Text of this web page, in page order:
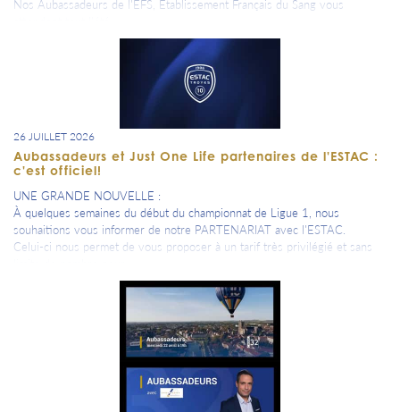
Nos Aubassadeurs de l'EFS, Etablissement Français du Sang vous
Soit à la Maison du Sang à l'hôpital de Troyes ou lors de l'une de leurs
collectes programmées dans le département.
Toutes les infos et prises de rendez-vous sur leur site officiel ou leurs
26 JUILLET 2026
Aubassadeurs et Just One Life partenaires de l'ESTAC :
c'est officiel!
UNE GRANDE NOUVELLE :
À quelques semaines du début du championnat de Ligue 1, nous
souhaitions vous informer de notre PARTENARIAT avec l'ESTAC.
Celui-ci nous permet de vous proposer à un tarif très privilégié et sans
1⃣ des abonnements places sèches en tribune, ( pour vous ou à offrir à
2⃣ des possibilités d’achat de places en loge « Salon des légendes »
match par match sans abonnement,
3⃣ des possibilités de participer à des déplacements du City Tour ( pour
voir des matchs de Manchester par exemple).